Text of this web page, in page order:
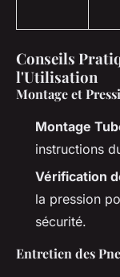
Conseils
l'Utilisation
Montage et
Montage
instructions
Vérification
la pression
sécurité.
Entretien des